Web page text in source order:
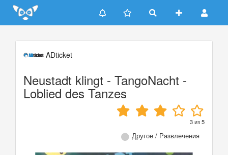
Update cookies preferences
ADticket
Neustadt klingt - TangoNacht -
Loblied des Tanzes
3из5
Другое / Развлечения